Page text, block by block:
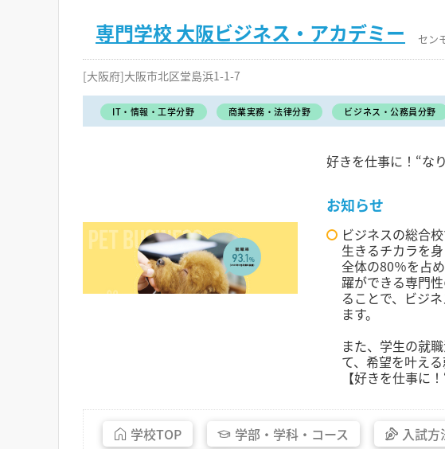
専門学校 大阪ビジネス・アカデミー セン
[大阪府]大阪市北区堂島浜1-1-7
IT・情報・工学分野 商業実務・法律分野 ビジネス・公務員分野
好きを仕事に！“な
お知らせ
ビジネスの総合
生きるチカラを身
全体の80％を占
躍ができる専門
ることで、ビジ
ます。
また、学生の就
て、希望を叶える
【好きを仕事に
学校TOP 学部・ 学科・ コース 入試方